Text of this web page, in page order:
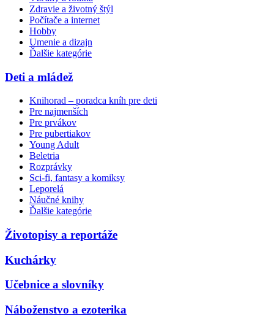
Zdravie a životný štýl
Počítače a internet
Hobby
Umenie a dizajn
Ďalšie kategórie
Deti a mládež
Knihorad – poradca kníh pre deti
Pre najmenších
Pre prvákov
Pre pubertiakov
Young Adult
Beletria
Rozprávky
Sci-fi, fantasy a komiksy
Leporelá
Náučné knihy
Ďalšie kategórie
Životopisy a reportáže
Kuchárky
Učebnice a slovníky
Náboženstvo a ezoterika